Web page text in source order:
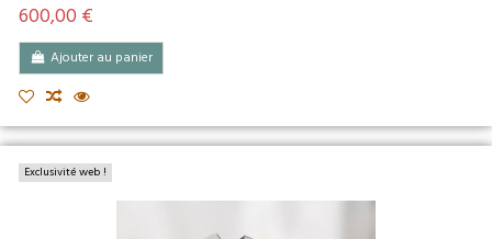
600,00 €
Ajouter au panier
Exclusivité web !